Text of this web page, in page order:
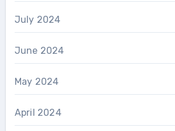
July 2024
June 2024
May 2024
April 2024